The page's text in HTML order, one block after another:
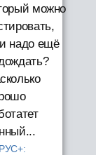
можно
надо ещё